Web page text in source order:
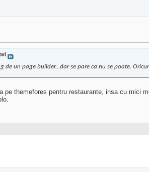
de un page builder...dar se pare ca nu se poate.
pe themefores pentru restaurante, insa cu mici